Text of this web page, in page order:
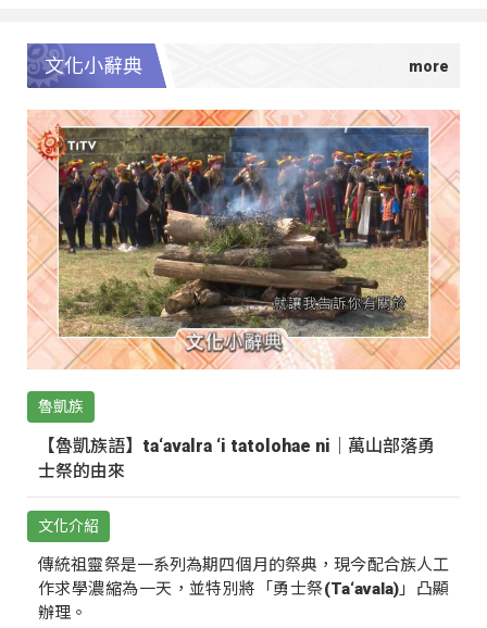
文化小辭典
魯凱族
【魯凱族語】ta‘avalra ‘i tatolohae ni｜萬山部落勇
士祭的由來
文化介紹
傳統祖靈祭是一系列為期四個月的祭典，現今配合族人工
作求學濃縮為一天，並特別將「勇士祭(Ta‘avala)」凸顯
辦理。